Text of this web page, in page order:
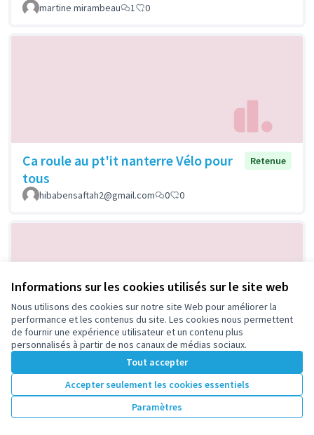
Informations sur les cookies utilisés sur le site web
Nous utilisons des cookies sur notre site Web pour améliorer la
performance et les contenus du site. Les cookies nous permettent
de fournir une expérience utilisateur et un contenu plus
personnalisés à partir de nos canaux de médias sociaux.
Tout accepter
Accepter seulement les cookies essentiels
Paramètres
martine mirambeau
1 0
Ca roule au pt'it nanterre Vélo pour
tous
Retenue
hibabensaftah2@gmail.com 0 0
Soirées découvertes musicales
Retenue